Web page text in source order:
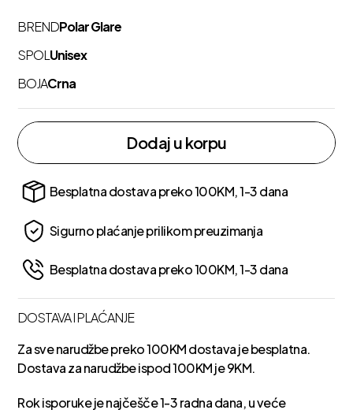
BRENDPolar Glare
SPOL Unisex
BOJACrna
Dodaj u korpu
Besplatna dostava preko 100KM, 1-3 dana
Sigurno plaćanje prilikom preuzimanja
Besplatna dostava preko 100KM, 1-3 dana
DOSTAVA I PLAĆANJE
Za sve narudžbe preko 100KM dostava je besplatna.
Dostava za narudžbe ispod 100KM je 9KM.
Rok isporuke je najčešče 1-3 radna dana, u veće